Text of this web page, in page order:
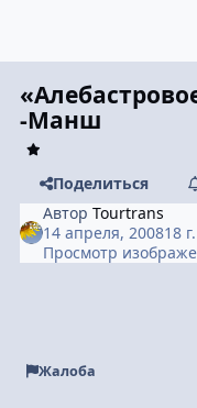
-Манш
Поделиться
АвторTourtrans
14 апреля, 200818 г.
Просмотр
Жалоба